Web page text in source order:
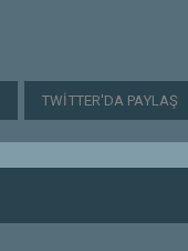
TWITTER'DA PAYLAŞ